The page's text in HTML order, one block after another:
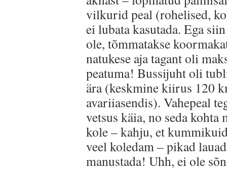
vilkurid peal (rohelised,
ei lubata kasutada. Ega
ole, tõmmatakse
natukese aja tagant oli
peatuma! Bussijuht oli
ära (keskmine kiirus 120
avariiasendis). Vahepeal
vetsus käia, no seda
kole – kahju, et
veel koledam – pikad
manustada! Uhh, ei ole